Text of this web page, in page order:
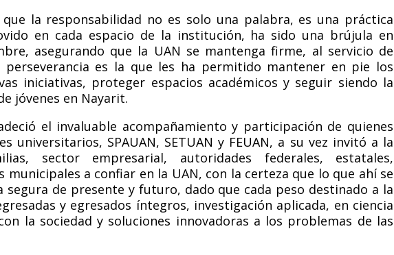
la responsabilidad no es solo una palabra, es una práctica
en cada espacio de la institución, ha sido una brújula en
asegurando que la UAN se mantenga firme, al servicio de
perseverancia es la que les ha permitido mantener en pie los
iniciativas, proteger espacios académicos y seguir siendo la
jóvenes en Nayarit.
el invaluable acompañamiento y participación de quienes
universitarios, SPAUAN, SETUAN y FEUAN, a su vez invitó a la
sector empresarial, autoridades federales, estatales,
municipales a confiar en la UAN, con la certeza que lo que ahí se
segura de presente y futuro, dado que cada peso destinado a la
y egresados íntegros, investigación aplicada, en ciencia
la sociedad y soluciones innovadoras a los problemas de las